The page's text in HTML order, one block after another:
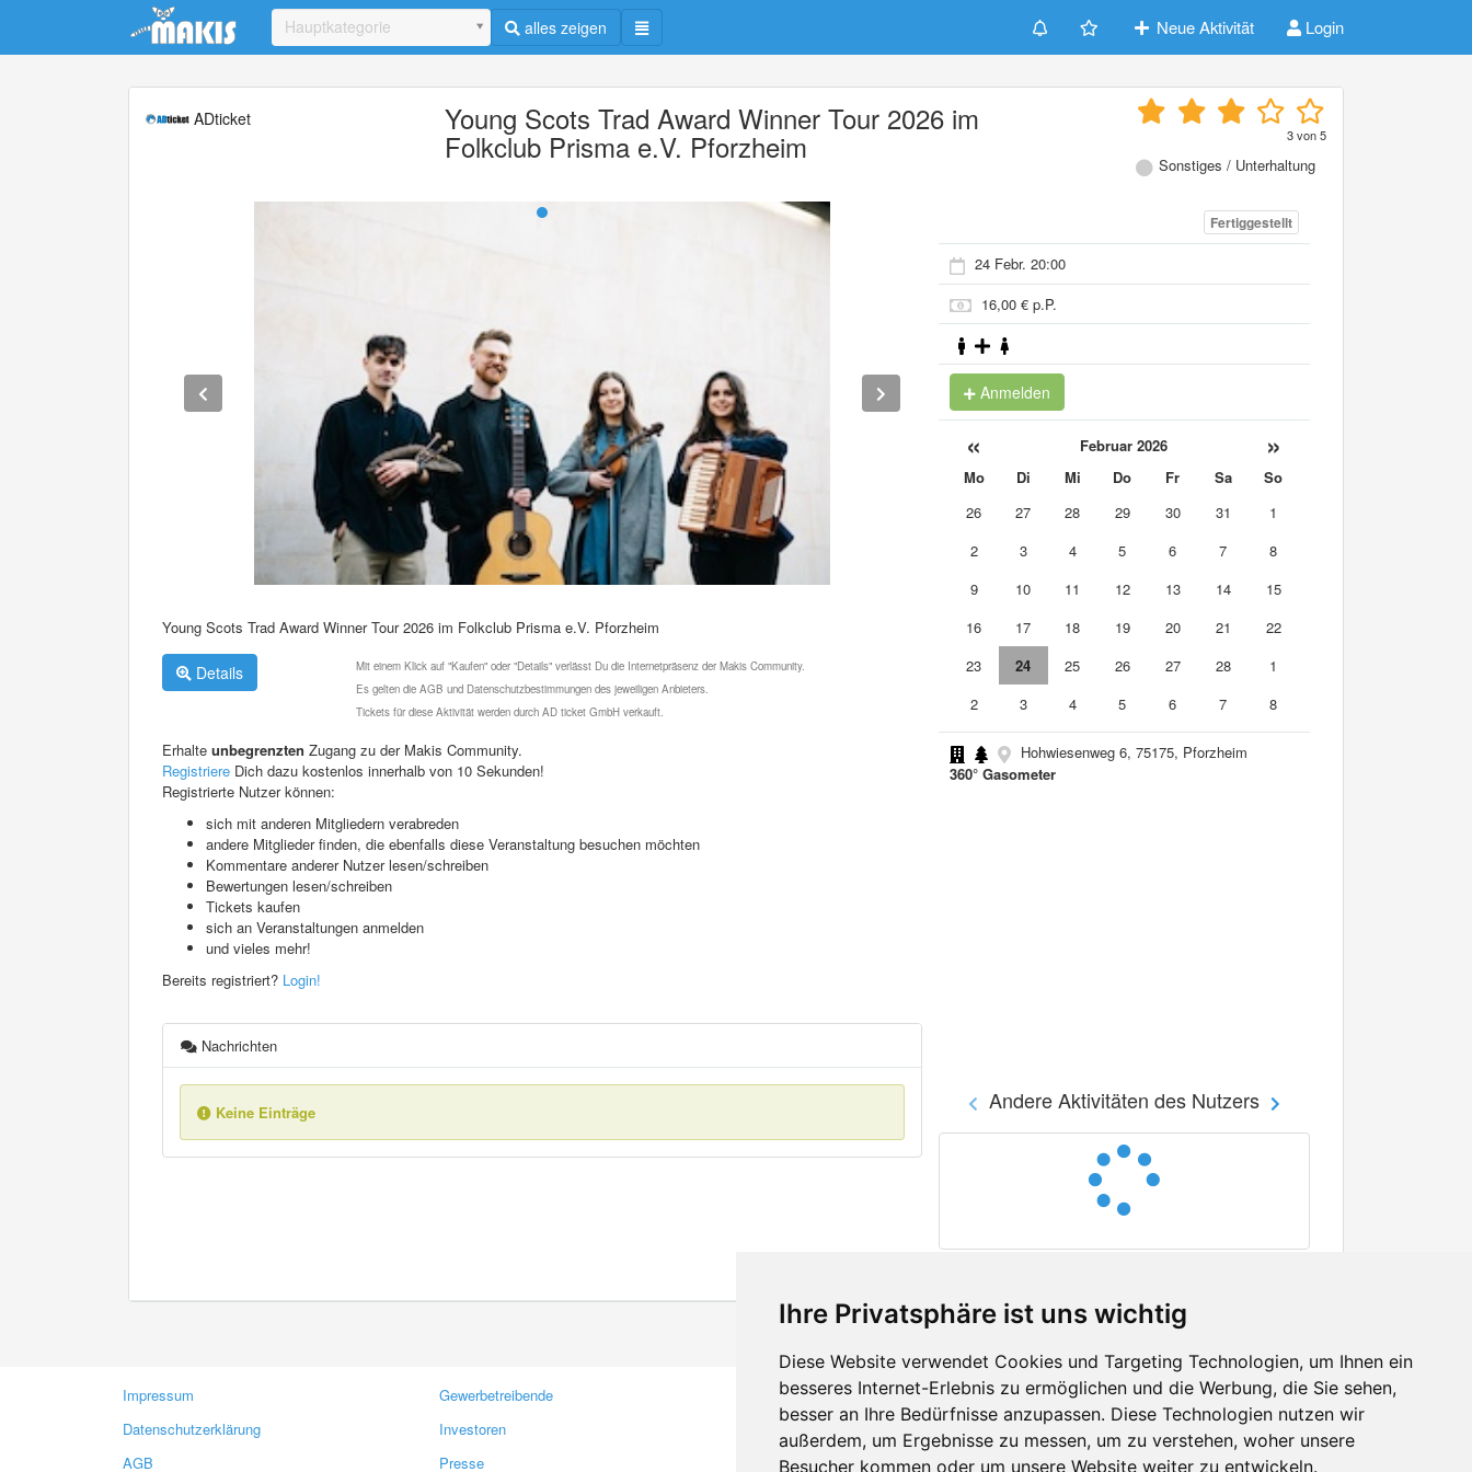
Ihre Privatsphäre ist uns wichtig
Diese Website verwendet Cookies und Targeting Technologien, um Ihnen ein
besseres Internet-Erlebnis zu ermöglichen und die Werbung, die Sie sehen,
besser an Ihre Bedürfnisse anzupassen. Diese Technologien nutzen wir
außerdem, um Ergebnisse zu messen, um zu verstehen, woher unsere
Besucher kommen oder um unsere Website weiter zu entwickeln.
Update cookies preferences
Hauptkategorie alles zeigen Neue Aktivität Login
ADticket Young Scots Trad Award Winner Tour 2026 im
Folkclub Prisma e.V. Pforzheim 3von5
Sonstiges / Unterhaltung
Young Scots Trad Award Winner Tour 2026 im Folkclub Prisma e.V. Pforzheim
Details
Mit einem Klick auf "Kaufen" oder "Details" verlässt Du die Internetpräsenz der Makis Community.
Es gelten die AGB und Datenschutzbestimmungen des jeweiligen Anbieters.
Tickets für diese Aktivität werden durch AD ticket GmbH verkauft.
Erhalte unbegrenzten Zugang zu der Makis Community.
Registriere Dich dazu kostenlos innerhalb von 10 Sekunden!
Registrierte Nutzer können:
sich mit anderen Mitgliedern verabreden
andere Mitglieder finden, die ebenfalls diese Veranstaltung besuchen möchten
Kommentare anderer Nutzer lesen/schreiben
Bewertungen lesen/schreiben
Tickets kaufen
sich an Veranstaltungen anmelden
und vieles mehr!
Bereits registriert? Login!
Nachrichten
Keine Einträge
Fertiggestellt
24 Febr. 20:00
16,00 € p.P.
Anmelden
« Februar 2026 »
Mo Di Mi Do Fr Sa
So
26
27 28 29 30 31
1
2
3 4 5 6 7
8
9
10 11 12 13 14
15
16
17 18 19 20 21
22
23
24 25 26 27 28
1
2
3 4 5 6 7 8
Hohwiesenweg 6, 75175, Pforzheim
360° Gasometer
Andere Aktivitäten des Nutzers
Impressum
Datenschutzerklärung
AGB
Gewerbetreibende
Investoren
Presse
Kontakt
Feedback
Fehler melden
Facebook
Twitter
YouTube